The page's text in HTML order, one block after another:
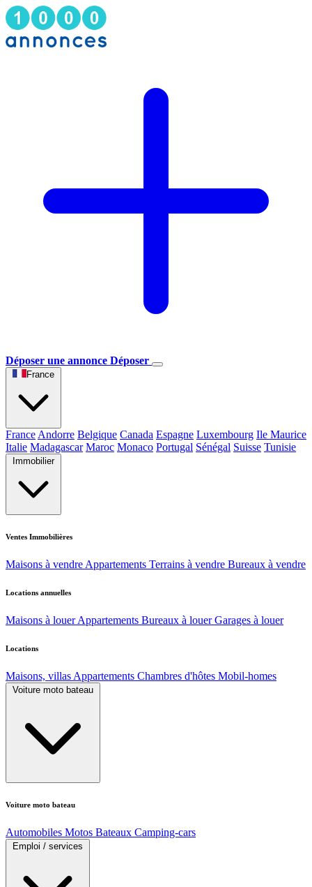
Déposer une annonce Déposer
France
France Andorre Belgique Canada Espagne Luxembourg Ile Maurice
Italie Madagascar Maroc Monaco Portugal Sénégal Suisse Tunisie
Immobilier
Ventes Immobilières
Maisons à vendre Appartements Terrains à vendre Bureaux à vendre
Locations annuelles
Maisons à louer Appartements Bureaux à louer Garages à louer
Locations
Maisons, villas Appartements Chambres d'hôtes Mobil-homes
Voiture moto bateau
Voiture moto bateau
Automobiles Motos Bateaux Camping-cars
Emploi / services